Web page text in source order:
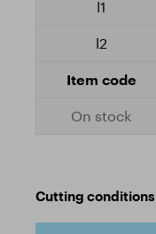
Cutting conditions